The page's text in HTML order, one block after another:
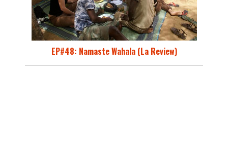
EP#48: Namaste Wahala (La Review)